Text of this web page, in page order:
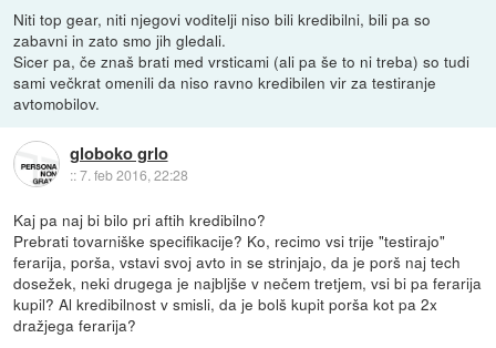
Niti top gear, niti njegovi voditelji niso bili kredibilni, bili pa so
zabavni in zato smo jih gledali.
Sicer pa, če znaš brati med vrsticami (ali pa še to ni treba) so tudi
sami večkrat omenili da niso ravno kredibilen vir za testiranje
avtomobilov.
globoko grlo
::7. feb 2016, 22:28
Kaj pa naj bi bilo pri aftih kredibilno?
Prebrati tovarniške specifikacije? Ko, recimo vsi trije "testirajo"
ferarija, porša, vstavi svoj avto in se strinjajo, da je porš naj tech
dosežek, neki drugega je najbljše v nečem tretjem, vsi bi pa ferarija
kupil? Al kredibilnost v smisli, da je bolš kupit porša kot pa 2x
dražjega ferarija?